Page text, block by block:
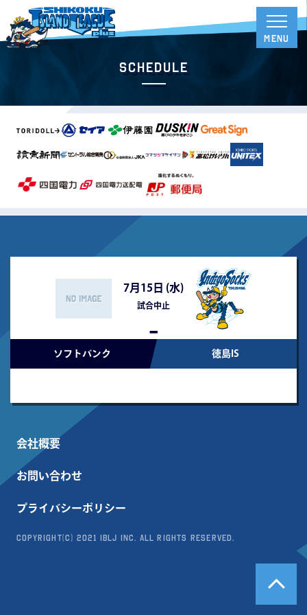
Schedule
7月15日 (水)
試合中止
-
ソフトバンク 徳島IS
会社概要
お問い合わせ
プライバシーポリシー
Copyright(c) 2021 IBLJ Inc. All Rights Reserved.